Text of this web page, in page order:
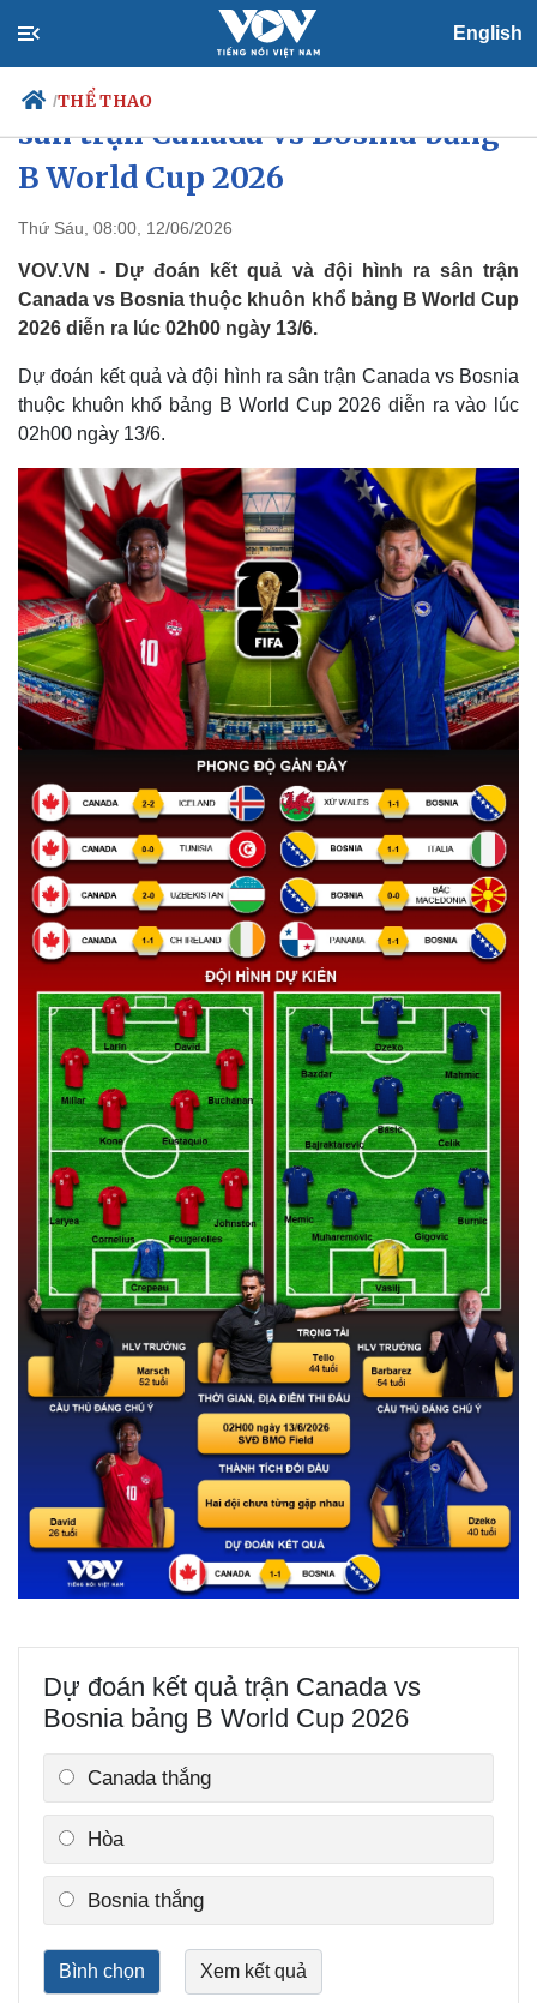
English
/THỂ THAO
Chính trị
Tổ chức nhân sự
Quốc hội
Nhận diện sự thật
Tin 24h
Dự báo thời tiết
Giáo dục
Dấu ấn VOV
Biển đảo
Thế giới
Quan sát
Cuộc sống đó đây
Hồ sơ
Multimedia
Video
E-Magazine
Dự đoán kết quả và đội hình ra
sân trận Canada vs Bosnia bảng
B World Cup 2026
Thứ Sáu, 08:00, 12/06/2026
VOV.VN - Dự đoán kết quả và đội hình ra sân trận
Canada vs Bosnia thuộc khuôn khổ bảng B World Cup
2026 diễn ra lúc 02h00 ngày 13/6.
Dự đoán kết quả và đội hình ra sân trận Canada vs Bosnia
thuộc khuôn khổ bảng B World Cup 2026 diễn ra vào lúc
02h00 ngày 13/6.
Dự đoán kết quả trận Canada vs
Bosnia bảng B World Cup 2026
Canada thắng
Hòa
Bosnia thắng